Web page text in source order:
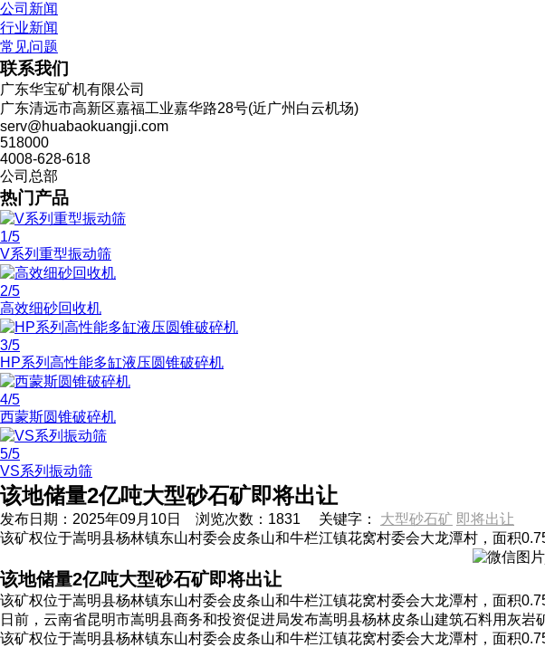
公司新闻
行业新闻
常见问题
联系我们
广东华宝矿机有限公司
广东清远市高新区嘉福工业嘉华路28号(近广州白云机场)
serv@huabaokuangji.com
518000
4008-628-618
公司总部
热门产品
1/5
V系列重型振动筛
2/5
高效细砂回收机
3/5
HP系列高性能多缸液压圆锥破碎机
4/5
西蒙斯圆锥破碎机
5/5
VS系列振动筛
该地储量2亿吨大型砂石矿即将出让
发布日期： 2025年09月10日 浏览次数： 1831 关键字： 大型砂石矿 即将出让
该矿权位于嵩明县杨林镇东山村委会皮条山和牛栏江镇花窝村委会大龙潭村，面积
该地储量2亿吨大型砂石矿即将出让
该矿权位于嵩明县杨林镇东山村委会皮条山和牛栏江镇花窝村委会大龙潭村，面积
日前，云南省昆明市嵩明县商务和投资促进局发布嵩明县杨林皮条山建筑石料用灰岩
该矿权位于嵩明县杨林镇东山村委会皮条山和牛栏江镇花窝村委会大龙潭村，面积